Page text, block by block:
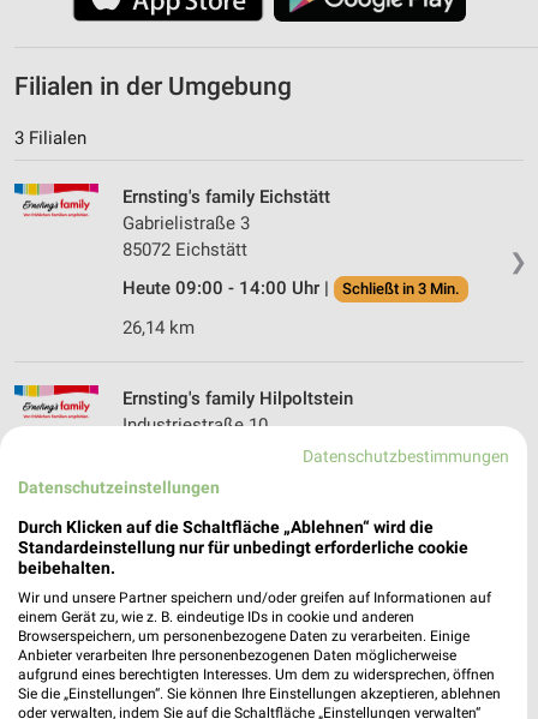
Filialen in der Umgebung
3 Filialen
❯
Ernsting's family Eichstätt
Gabrielistraße 3
85072 Eichstätt
Heute 09:00 - 14:00 Uhr |
Schließt in 3 Min.
26,14 km
Ernsting's family Hilpoltstein
Industriestraße 10
Heute 09:00 - 16:00 Uhr |
26,61 km
Ernsting's family Neumarkt
Untere Marktstraße 25
92318 Neumarkt
Heute 09:00 - 18:00 Uhr | Geöffnet
Datenschutzbestimmungen
Datenschutzeinstellungen
Durch Klicken auf die Schaltfläche „Ablehnen“ wird die
Standardeinstellung nur für unbedingt erforderliche cookie
beibehalten.
Wir und unsere Partner speichern und/oder greifen auf Informationen auf
einem Gerät zu, wie z. B. eindeutige IDs in cookie und anderen
Browserspeichern, um personenbezogene Daten zu verarbeiten. Einige
Anbieter verarbeiten Ihre personenbezogenen Daten möglicherweise
aufgrund eines berechtigten Interesses. Um dem zu widersprechen, öffnen
Sie die „Einstellungen“. Sie können Ihre Einstellungen akzeptieren, ablehnen
oder verwalten, indem Sie auf die Schaltfläche „Einstellungen verwalten“